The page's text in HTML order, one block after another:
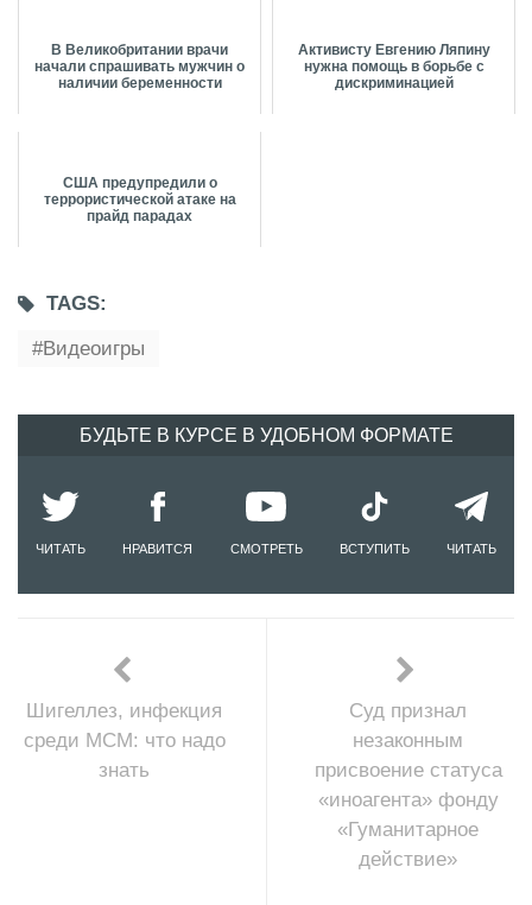
В Великобритании врачи
начали спрашивать мужчин о
наличии беременности
Активисту Евгению Ляпину
нужна помощь в борьбе с
дискриминацией
США предупредили о
террористической атаке на
прайд парадах
TAGS:
Видеоигры
БУДЬТЕ В КУРСЕ В УДОБНОМ ФОРМАТЕ
ЧИТАТЬ НРАВИТСЯ СМОТРЕТЬ ВСТУПИТЬ ЧИТАТЬ
Шигеллез, инфекция
среди МСМ: что надо
знать
Суд признал
незаконным
присвоение статуса
«иноагента» фонду
«Гуманитарное
действие»